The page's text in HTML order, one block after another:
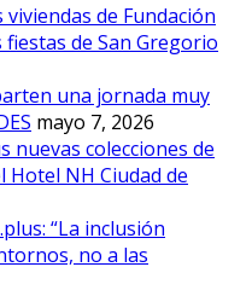
de Fundación
fiestas de San Gregorio
una jornada muy
mayo 7, 2026
nuevas colecciones de
Hotel NH Ciudad de
“La inclusión
no a las